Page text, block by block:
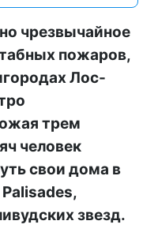
чрезвычайное
пожаров,
Лос-
трем
человек
свои дома в
звезд.